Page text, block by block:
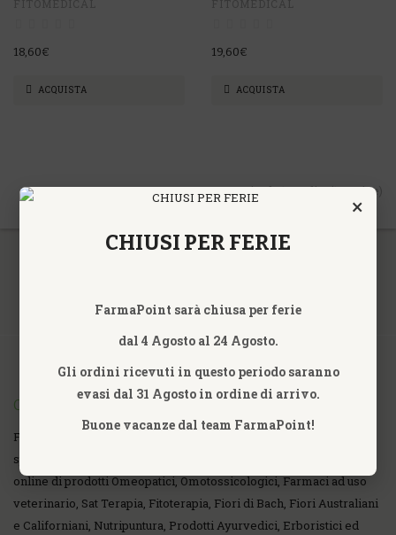
18,60€
ACQUISTA
19,60€
ACQUISTA
Vis. da 1 a 4 di 4 (1 Pagine)
CHI SIAMO
FarmaPoint Farmacia Omeopatica Online fondata nell'anno 2007,
specializzata nella commercializzazione al dettaglio, vendita
online di prodotti Omeopatici, Omotossicologici, Farmaci ad uso
veterinario, Sat Terapia, Fitoterapia, Fiori di Bach, Fiori Australiani
e Californiani, Nutripuntura, Prodotti Ayurvedici, Erboristici ed
×
CHIUSI PER FERIE
FarmaPoint sarà chiusa per ferie
dal 4 Agosto al 24 Agosto.
Gli ordini ricevuti in questo periodo saranno
evasi dal 31 Agosto in ordine di arrivo.
Buone vacanze dal team FarmaPoint!